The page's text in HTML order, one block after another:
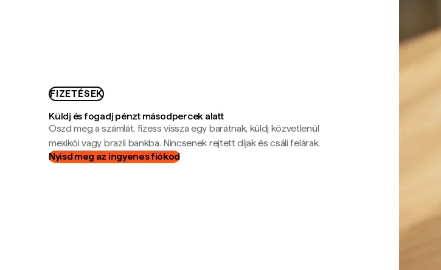
FIZETÉSEK
Küldj és fogadj pénzt másodpercek alatt
Oszd meg a számlát, fizess vissza egy barátnak, küldj közvetlenül
mexikói vagy brazil bankba. Nincsenek rejtett díjak és csáli felárak.
Nyisd meg az ingyenes fiókod